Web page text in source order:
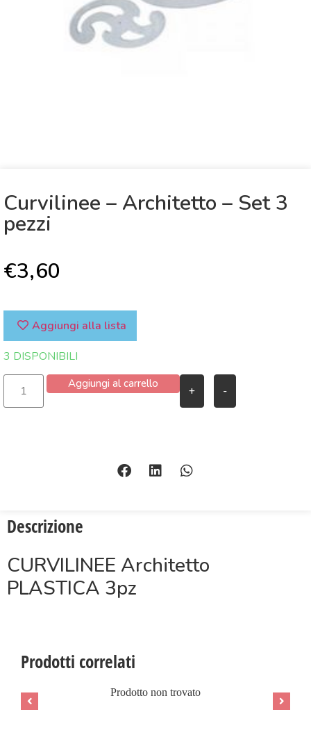
Curvilinee – Architetto – Set 3
pezzi
€3,60
Aggiungi alla lista
3 DISPONIBILI
+ -
Aggiungi al carrello
Descrizione
CURVILINEE Architetto
PLASTICA 3pz
Prodotti correlati
Prodotto non trovato